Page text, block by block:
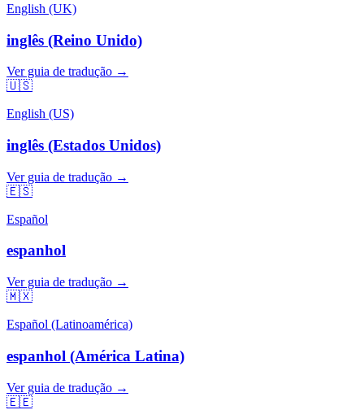
English (UK)
inglês (Reino Unido)
Ver guia de tradução →
🇺🇸
English (US)
inglês (Estados Unidos)
Ver guia de tradução →
🇪🇸
Español
espanhol
Ver guia de tradução →
🇲🇽
Español (Latinoamérica)
espanhol (América Latina)
Ver guia de tradução →
🇪🇪